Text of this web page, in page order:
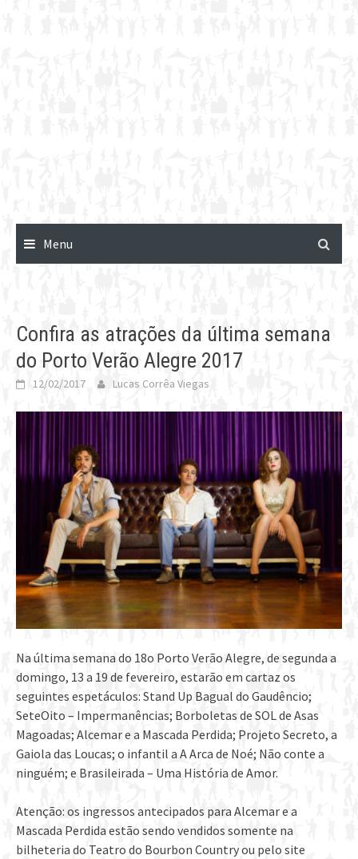
Menu
Confira as atrações da última semana
do Porto Verão Alegre 2017
12/02/2017 Lucas Corrêa Viegas
Na última semana do 18o Porto Verão Alegre, de segunda a
domingo, 13 a 19 de fevereiro, estarão em cartaz os
seguintes espetáculos: Stand Up Bagual do Gaudêncio;
SeteOito – Impermanências; Borboletas de SOL de Asas
Magoadas; Alcemar e a Mascada Perdida; Projeto Secreto, a
Gaiola das Loucas; o infantil a A Arca de Noé; Não conte a
ninguém; e Brasileirada – Uma História de Amor.
Atenção: os ingressos antecipados para Alcemar e a
Mascada Perdida estão sendo vendidos somente na
bilheteria do Teatro do Bourbon Country ou pelo site